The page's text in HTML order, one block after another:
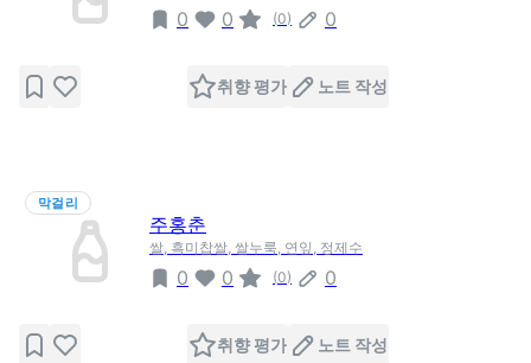
0 0 (0) 0
취향 평가 노트 작성
막걸리
주홍춘
쌀, 흑미찹쌀, 쌀누룩, 연잎, 정제수
0 0 (0) 0
취향 평가 노트 작성